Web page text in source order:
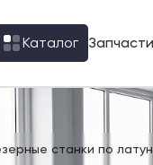
Каталог Запчасти
станки по